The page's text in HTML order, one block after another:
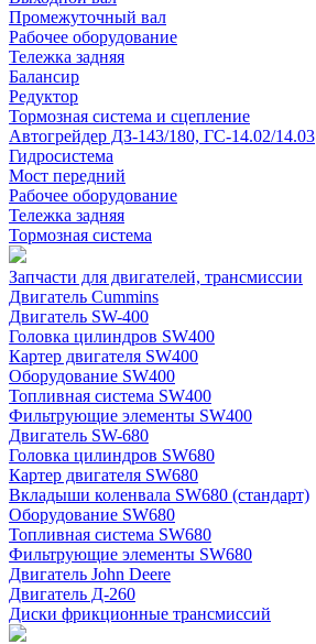
Промежуточный вал
Рабочее оборудование
Тележка задняя
Балансир
Редуктор
Тормозная система и сцепление
Автогрейдер ДЗ-143/180, ГС-14.02/14.03
Гидросистема
Мост передний
Рабочее оборудование
Тележка задняя
Тормозная система
Запчасти для двигателей, трансмиссии
Двигатель Cummins
Двигатель SW-400
Головка цилиндров SW400
Картер двигателя SW400
Оборудование SW400
Топливная система SW400
Фильтрующие элементы SW400
Двигатель SW-680
Головка цилиндров SW680
Картер двигателя SW680
Вкладыши коленвала SW680 (стандарт)
Оборудование SW680
Топливная система SW680
Фильтрующие элементы SW680
Двигатель John Deere
Двигатель Д-260
Диски фрикционные трансмиссий